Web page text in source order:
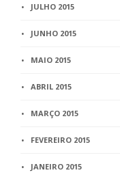
JULHO 2015
JUNHO 2015
MAIO 2015
ABRIL 2015
MARÇO 2015
FEVEREIRO 2015
JANEIRO 2015